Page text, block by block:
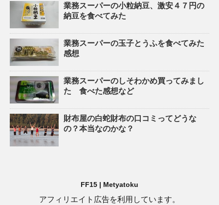
業務スーパーの小粒納豆、激安４７円の
納豆を食べてみた
業務スーパーの玉子とうふを食べてみた
感想
業務スーパーのしそわかめ買ってみまし
た 食べた感想など
財布屋の白蛇財布の口コミってどうな
の？本当なのかな？
FF15 | Metyatoku
アフィリエイト広告を利用しています。